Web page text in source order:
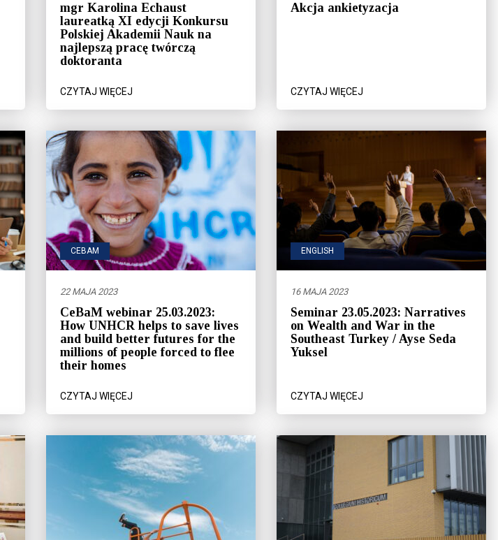
mgr Karolina Echaust
laureatką XI edycji Konkursu
Polskiej Akademii Nauk na
najlepszą pracę twórczą
doktoranta
CZYTAJ WIĘCEJ
Akcja ankietyzacja
CZYTAJ WIĘCEJ
CEBAM
22 MAJA 2023
CeBaM webinar 25.03.2023:
How UNHCR helps to save lives
and build better futures for the
millions of people forced to flee
their homes
CZYTAJ WIĘCEJ
ENGLISH
16 MAJA 2023
Seminar 23.05.2023: Narratives
on Wealth and War in the
Southeast Turkey / Ayse Seda
Yuksel
CZYTAJ WIĘCEJ